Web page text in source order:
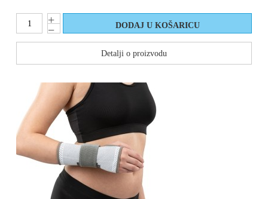
Detalji o proizvodu